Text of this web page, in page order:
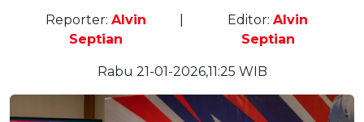
Reporter: Alvin
Septian
Editor:Alvin
Septian
Rabu 21-01-2026,11:25 WIB